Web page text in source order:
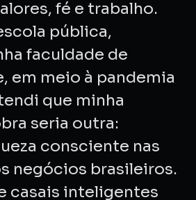
fé e trabalho.
pública,
faculdade de
em meio à pandemia
que minha
seria outra:
consciente nas
negócios brasileiros.
casais inteligentes